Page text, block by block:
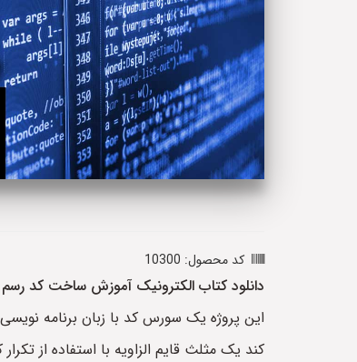
کد محصول: 10300
دانلود کتاب الکترونیک آموزش ساخت کد
این پروژه یک سورس کد با زبان برنامه
کند یک مثلث قایم الزاویه با استفاده از